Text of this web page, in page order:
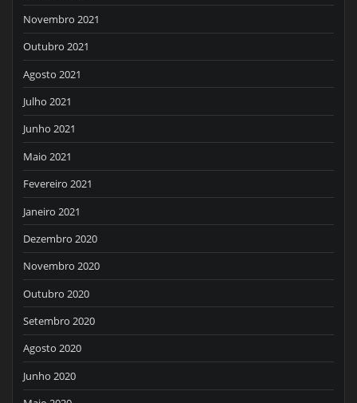
Novembro 2021
Outubro 2021
Agosto 2021
Julho 2021
Junho 2021
Maio 2021
Fevereiro 2021
Janeiro 2021
Dezembro 2020
Novembro 2020
Outubro 2020
Setembro 2020
Agosto 2020
Junho 2020